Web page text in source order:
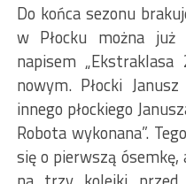
Do końca sezonu
w Płocku można już
napisem
nowym. Płocki
innego płockiego
Robota wykonana”.
się o pierwszą